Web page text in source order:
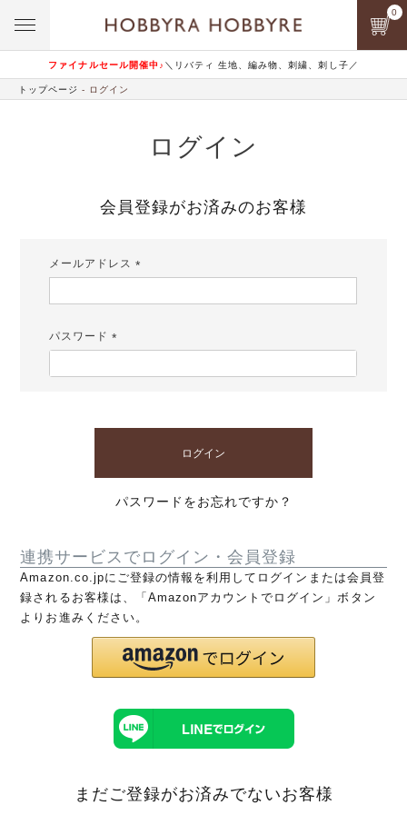
ファイナルセール開催中♪ ＼リバティ 生地、編み物、刺繍、刺し子／
0
トップページ ログイン
ログイン
会員登録がお済みのお客様
メールアドレス
パスワード
ログイン
パスワードをお忘れですか？
連携サービスでログイン・会員登録
Amazon.co.jpにご登録の情報を利用してログインまたは会員登
録されるお客様は、「Amazonアカウントでログイン」ボタン
よりお進みください。
まだご登録がお済みでないお客様